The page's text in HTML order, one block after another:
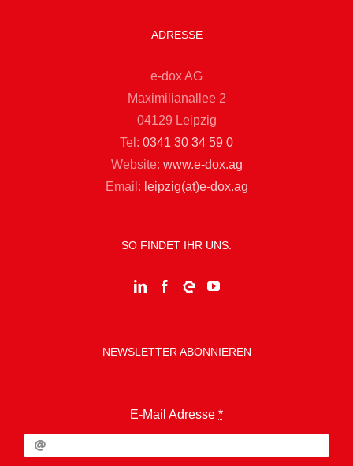
ADRESSE
e-dox AG
Maximilianallee 2
04129 Leipzig
Tel: 0341 30 34 59 0
Website: www.e-dox.ag
Email: leipzig(at)e-dox.ag
SO FINDET IHR UNS:
NEWSLETTER ABONNIEREN
E-Mail Adresse *